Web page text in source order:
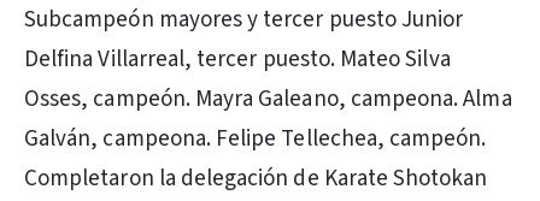
Subcampeón mayores y tercer puesto Junior
Delfina Villarreal, tercer puesto. Mateo Silva
Osses, campeón. Mayra Galeano, campeona. Alma
Galván, campeona. Felipe Tellechea, campeón.
Completaron la delegación de Karate Shotokan